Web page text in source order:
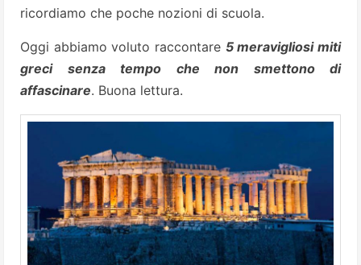
ricordiamo che poche nozioni di scuola.
Oggi abbiamo voluto raccontare 5 meravigliosi miti
greci senza tempo che non smettono di
affascinare. Buona lettura.